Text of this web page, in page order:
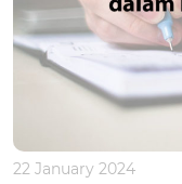
22 January 2024